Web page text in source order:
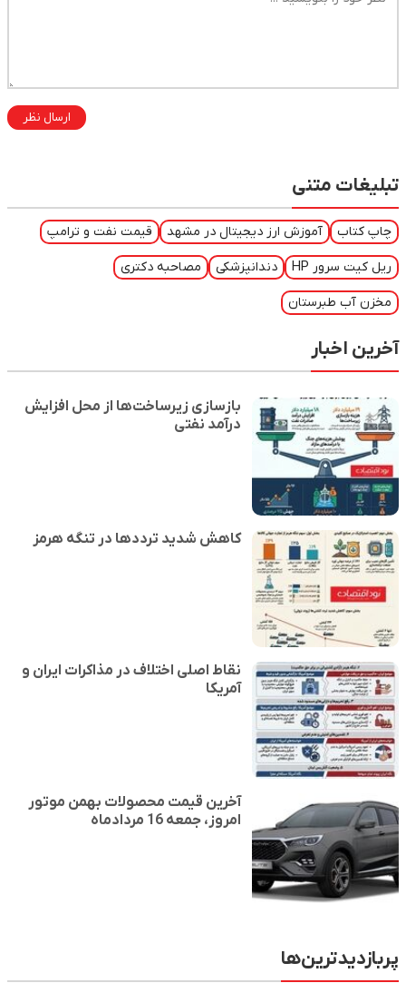
ارسال نظر
تبلیغات متنی
چاپ کتاب آموزش ارز دیجیتال در مشهد قیمت نفت و ترامپ
ریل کیت سرور HP دندانپزشکی مصاحبه دکتری
مخزن آب طبرستان
آخرین اخبار
بازسازی زیرساخت‌ها از محل افزایش
درآمد نفتی
کاهش شدید ترددها در تنگه هرمز
نقاط اصلی اختلاف در مذاکرات ایران و
آمریکا
آخرین قیمت محصولات بهمن موتور
امروز، جمعه 16 مردادماه
پربازدیدترین‌ها